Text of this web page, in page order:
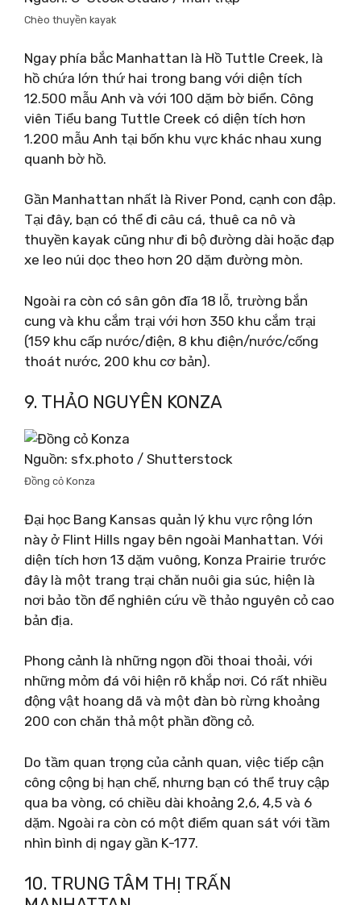
Chèo thuyền kayak
Ngay phía bắc Manhattan là Hồ Tuttle Creek, là
hồ chứa lớn thứ hai trong bang với diện tích
12.500 mẫu Anh và với 100 dặm bờ biển. Công
viên Tiểu bang Tuttle Creek có diện tích hơn
1.200 mẫu Anh tại bốn khu vực khác nhau xung
quanh bờ hồ.
Gần Manhattan nhất là River Pond, cạnh con đập.
Tại đây, bạn có thể đi câu cá, thuê ca nô và
thuyền kayak cũng như đi bộ đường dài hoặc đạp
xe leo núi dọc theo hơn 20 dặm đường mòn.
Ngoài ra còn có sân gôn đĩa 18 lỗ, trường bắn
cung và khu cắm trại với hơn 350 khu cắm trại
(159 khu cấp nước/điện, 8 khu điện/nước/cống
thoát nước, 200 khu cơ bản).
9. THẢO NGUYÊN KONZA
Nguồn: sfx.photo / Shutterstock
Đồng cỏ Konza
Đại học Bang Kansas quản lý khu vực rộng lớn
này ở Flint Hills ngay bên ngoài Manhattan. Với
diện tích hơn 13 dặm vuông, Konza Prairie trước
đây là một trang trại chăn nuôi gia súc, hiện là
nơi bảo tồn để nghiên cứu về thảo nguyên cỏ cao
bản địa.
Phong cảnh là những ngọn đồi thoai thoải, với
những mỏm đá vôi hiện rõ khắp nơi. Có rất nhiều
động vật hoang dã và một đàn bò rừng khoảng
200 con chăn thả một phần đồng cỏ.
Do tầm quan trọng của cảnh quan, việc tiếp cận
công cộng bị hạn chế, nhưng bạn có thể truy cập
qua ba vòng, có chiều dài khoảng 2,6, 4,5 và 6
dặm. Ngoài ra còn có một điểm quan sát với tầm
nhìn bình dị ngay gần K-177.
10. TRUNG TÂM THỊ TRẤN